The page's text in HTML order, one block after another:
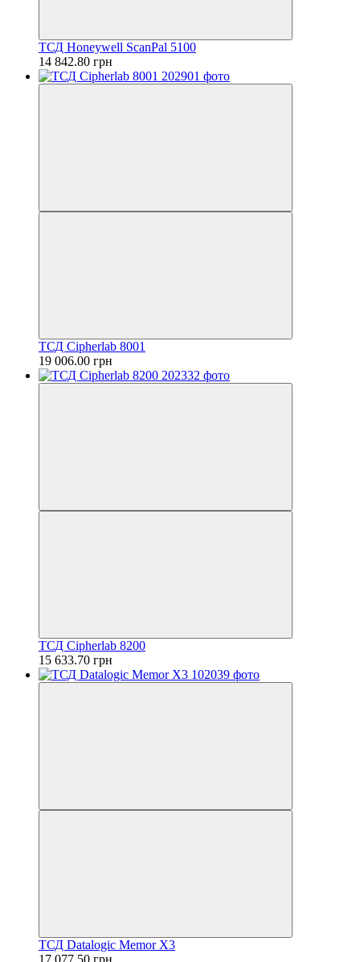
ТСД Honeywell ScanPal 5100
14 842.80 грн
ТСД Cipherlab 8001
19 006.00 грн
ТСД Cipherlab 8200
15 633.70 грн
ТСД Datalogic Memor X3
17 077.50 грн